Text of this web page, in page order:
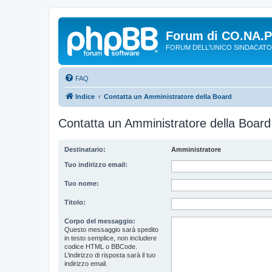
Forum di
FORUM DELL'UNICO
FAQ
Indice Contatta un Amministratore della Board
Contatta un Amministratore della Board
Destinatario: Amministratore
Tuo indirizzo email:
Tuo nome:
Titolo:
Corpo del messaggio:
Questo messaggio sarà spedito
in testo semplice, non includere
codice HTML o BBCode.
L’indirizzo di risposta sarà il tuo
indirizzo email.